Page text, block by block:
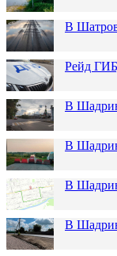
В
Рейд
В
В
В
В